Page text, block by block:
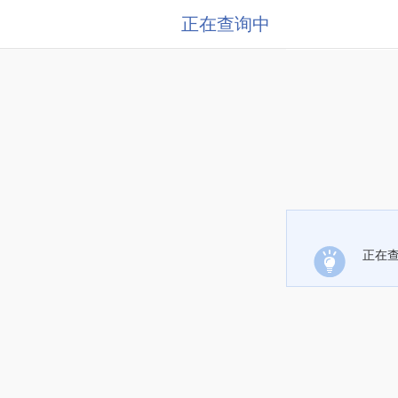
正在查询中
正在